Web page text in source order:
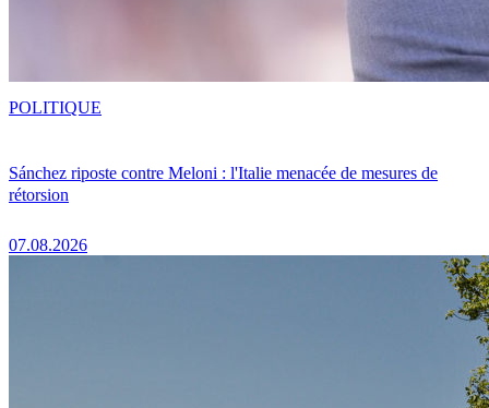
Sánchez riposte contre Meloni : l'Italie menacée de mesures de
rétorsion
07.08.2026
POLITIQUE